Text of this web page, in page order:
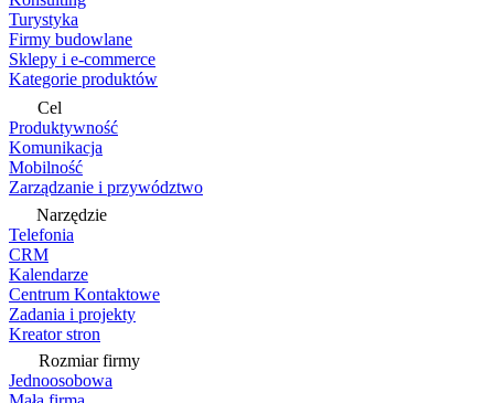
Turystyka
Firmy budowlane
Sklepy i e-commerce
Kategorie produktów
Cel
Produktywność
Komunikacja
Mobilność
Zarządzanie i przywództwo
Narzędzie
Telefonia
CRM
Kalendarze
Centrum Kontaktowe
Zadania i projekty
Kreator stron
Rozmiar firmy
Jednoosobowa